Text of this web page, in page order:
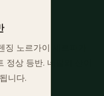
노르가이 셰르파가
상 등반. 네팔의 산이
니다.